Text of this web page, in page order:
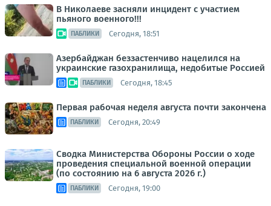
В Николаеве засняли инцидент с участием
пьяного военного!!!
ПАБЛИКИ Сегодня, 18:51
Азербайджан беззастенчиво нацелился на
украинские газохранилища, недобитые Россией
ПАБЛИКИ Сегодня, 18:45
Первая рабочая неделя августа почти закончена
ПАБЛИКИ Сегодня, 20:49
Сводка Министерства Обороны России о ходе
проведения специальной военной операции
(по состоянию на 6 августа 2026 г.)
ПАБЛИКИ Сегодня, 19:00